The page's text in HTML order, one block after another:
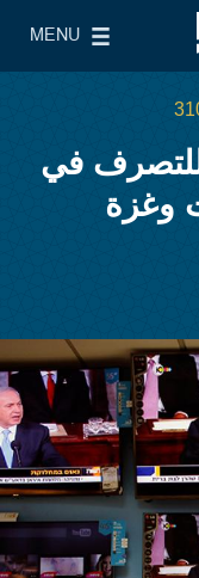
MENU
Main Menu
للتصرف في
وغزة